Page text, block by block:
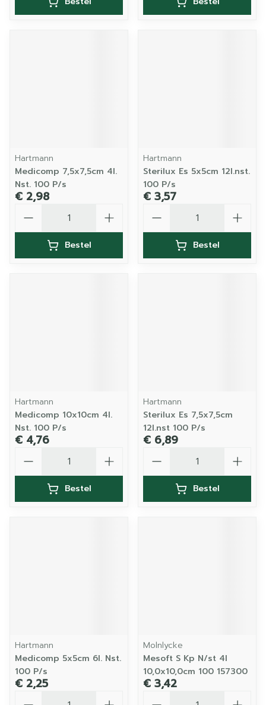
Hartmann
Medicomp 7,5x7,5cm 4l.
Nst. 100 P/s
€ 2,98
Bestel
Hartmann
Sterilux Es 5x5cm 12l.nst.
100 P/s
€ 3,57
Bestel
Hartmann
Medicomp 10x10cm 4l.
Nst. 100 P/s
€ 4,76
Bestel
Hartmann
Sterilux Es 7,5x7,5cm
12l.nst 100 P/s
€ 6,89
Bestel
Hartmann
Medicomp 5x5cm 6l. Nst.
100 P/s
€ 2,25
Molnlycke
Mesoft S Kp N/st 4l
10,0x10,0cm 100 157300
€ 3,42